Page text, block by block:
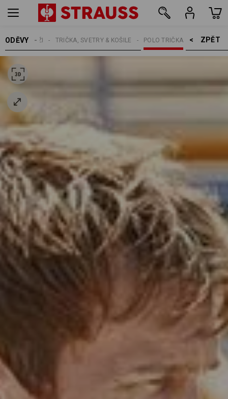
ODĚVY ZPĚT    >
POLO TRIČKA
TRIČKA, SVETRY & KOŠILE
MUŽI